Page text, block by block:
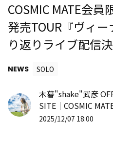
COSMIC MATE会員
発売TOUR『ヴィ
り返りライブ配信決
NEWS SOLO
木暮"shake"武彦
SITE│COSMIC
2025/12/07 18:00